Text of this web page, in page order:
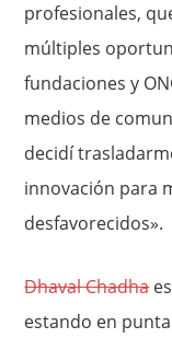
profesionales,
múltiples
fundaciones y
medios de
decidí
innovación para
desfavorecidos».
Dhaval Chadha
estando en